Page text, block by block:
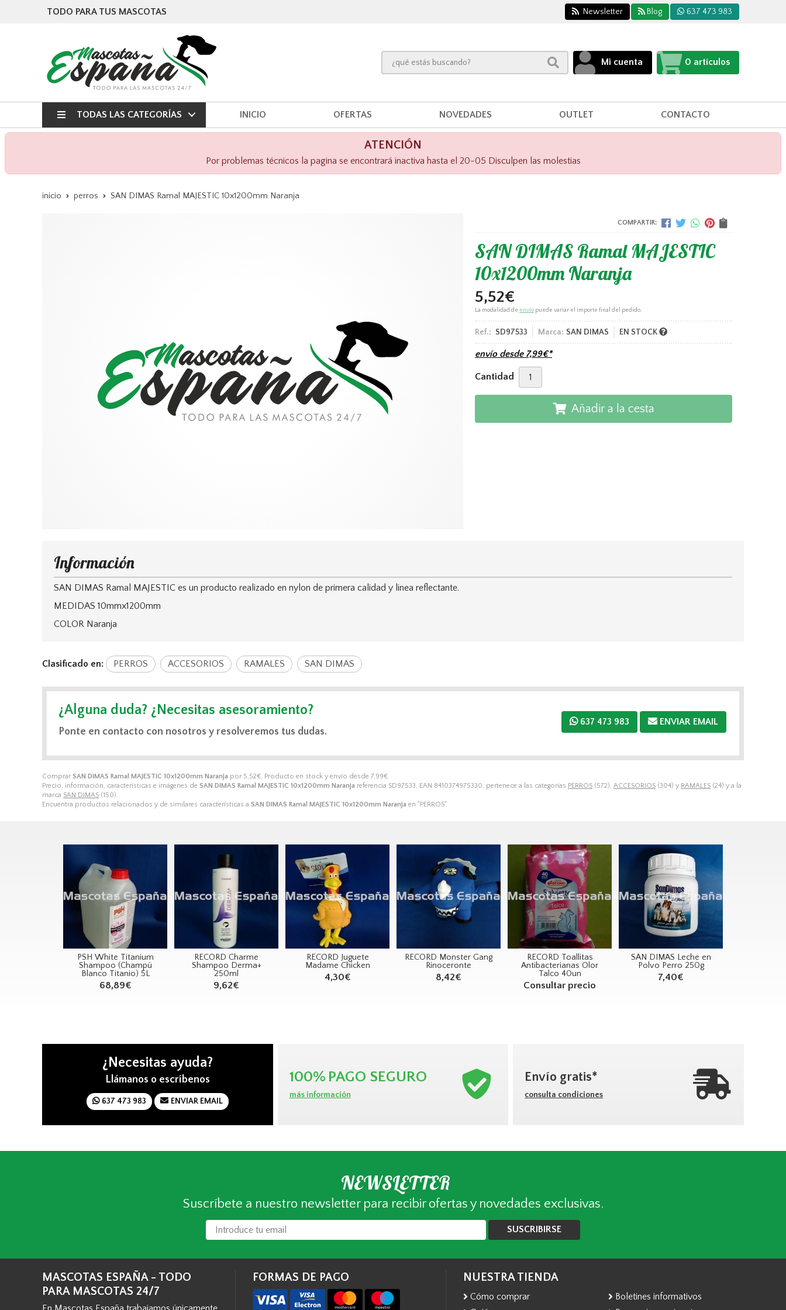
TODO PARA TUS MASCOTAS Newsletter Blog 637 473 983
Mi cuenta 0 artículos
TODAS LAS CATEGORÍAS INICIO OFERTAS NOVEDADES OUTLET CONTACTO
ATENCIÓN
Por problemas técnicos la pagina se encontrará inactiva hasta el 20-05 Disculpen las molestias
inicio perros SAN DIMAS Ramal MAJESTIC 10x1200mm Naranja
COMPARTIR:
SAN DIMAS Ramal MAJESTIC
10x1200mm Naranja
5,52€
La modalidad de envío puede variar el importe final del pedido.
Ref.: SD97533 Marca: SAN DIMAS EN STOCK
envío desde 7,99€*
Cantidad
Añadir a la cesta
Comprar SAN DIMAS Ramal MAJESTIC 10x1200mm Naranja por 5,52€. Producto en stock y envío desde 7,99€.
Precio, información, características e imágenes de SAN DIMAS Ramal MAJESTIC 10x1200mm Naranja referencia SD97533, EAN 8410374975330, pertenece a las categorías PERROS (572), ACCESORIOS (304) y RAMALES (24) y a la
marca SAN DIMAS (150).
Encuentra productos relacionados y de similares características a SAN DIMAS Ramal MAJESTIC 10x1200mm Naranja en "PERROS".
Información
SAN DIMAS Ramal MAJESTIC es un producto realizado en nylon de primera calidad y linea reflectante.
MEDIDAS 10mmx1200mm
COLOR Naranja
Clasificado en: PERROS ACCESORIOS RAMALES SAN DIMAS
¿Alguna duda? ¿Necesitas asesoramiento?
Ponte en contacto con nosotros y resolveremos tus dudas.
637 473 983 ENVIAR EMAIL
PSH White Titanium
Shampoo (Champú
Blanco Titanio) 5L
68,89€
RECORD Charme
Shampoo Derma+
250ml
9,62€
RECORD Juguete
Madame Chicken
4,30€
RECORD Monster Gang
Rinoceronte
8,42€
RECORD Toallitas
Antibacterianas Olor
Talco 40un
Consultar precio
SAN DIMAS Leche en
Polvo Perro 250g
7,40€
¿Necesitas ayuda?
Llámanos o escríbenos
637 473 983 ENVIAR EMAIL
100% PAGO SEGURO
más información
Envío gratis*
consulta condiciones
NEWSLETTER
Suscríbete a nuestro newsletter para recibir ofertas y novedades exclusivas.
SUSCRIBIRSE
MASCOTAS ESPAÑA - TODO
PARA MASCOTAS 24/7
FORMAS DE PAGO NUESTRA TIENDA
Cómo comprar
Boletines informativos